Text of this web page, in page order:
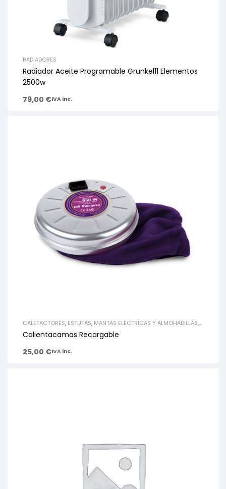
RADIADORES
Radiador Aceite Programable Grunkel11 Elementos
2500w
79,00 €IVA inc.
CALEFACTORES, ESTUFAS, MANTAS ELÉCTRICAS Y ALMOHADILLAS,
RADIADORES
Calientacamas Recargable
25,00 €IVA inc.